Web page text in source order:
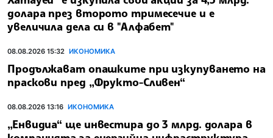
долара през второто тримесечие и е
увеличила дела си в "Алфабет"
08.08.2026 15:32 ИКОНОМИКА
Продължават опашките при изкупуването на
праскови пред „Фрукто-Сливен“
08.08.2026 13:16 ИКОНОМИКА
„Енвидиа“ ще инвестира до 3 млрд. долара в